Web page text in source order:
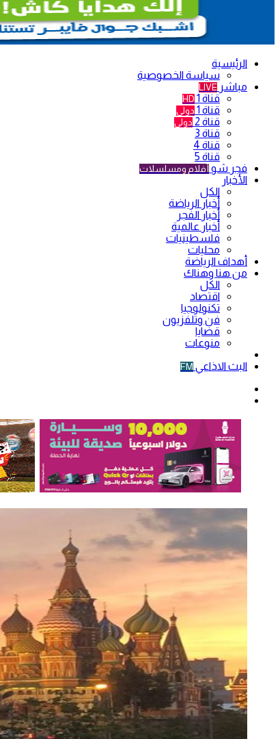
الرئيسية
سياسة الخصوصية
مباشر LIVE
قناة 1 HD
قناة 1 دولي
قناة 2 دولي
قناة 3
قناة 4
قناة 5
فجر شو أفلام ومسلسلات
الأخبار
الكل
أخبار الرياضة
أخبار الفجر
أخبار عالمية
فلسطينيات
محليات
أهداف الرياضة
من هنا وهناك
الكل
اقتصاد
تكنولوجيا
فن وتلفزيون
قضايا
منوعات
البث الاذاعي FM